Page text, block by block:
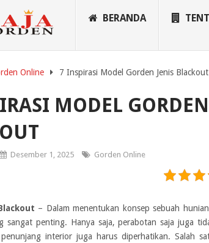
BERANDA
Online 7 Inspirasi Model Gorden Jenis Blackout
MODEL
Desember 1, 2025 Gorden Online
– Dalam menentukan konsep sebuah
sangat penting. Hanya saja, perabotan saja juga
penunjang interior juga harus diperhatikan. Salah